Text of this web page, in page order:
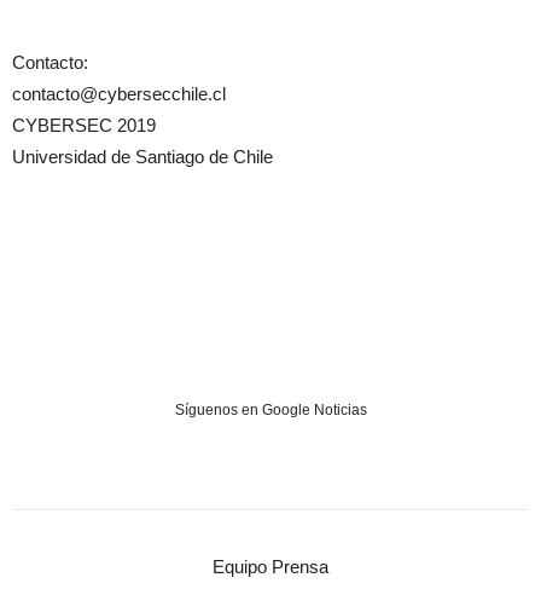
Contacto:
contacto@cybersecchile.cl
CYBERSEC 2019
Universidad de Santiago de Chile
Síguenos en Google Noticias
Equipo Prensa